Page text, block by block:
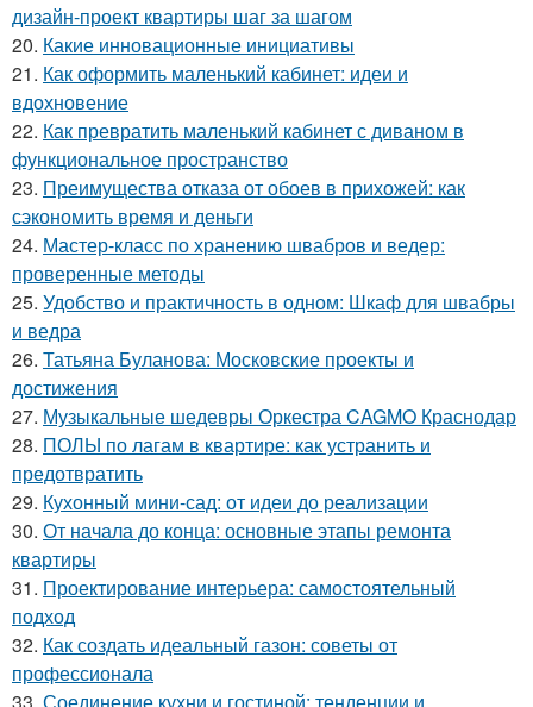
дизайн-проект квартиры шаг за шагом
20. Какие инновационные инициативы
21. Как оформить маленький кабинет: идеи и
вдохновение
22. Как превратить маленький кабинет с диваном в
функциональное пространство
23. Преимущества отказа от обоев в прихожей: как
сэкономить время и деньги
24. Мастер-класс по хранению швабров и ведер:
проверенные методы
25. Удобство и практичность в одном: Шкаф для швабры
и ведра
26. Татьяна Буланова: Московские проекты и
достижения
27. Музыкальные шедевры Оркестра CAGMO Краснодар
28. ПОЛЫ по лагам в квартире: как устранить и
предотвратить
29. Кухонный мини-сад: от идеи до реализации
30. От начала до конца: основные этапы ремонта
квартиры
31. Проектирование интерьера: самостоятельный
подход
32. Как создать идеальный газон: советы от
профессионала